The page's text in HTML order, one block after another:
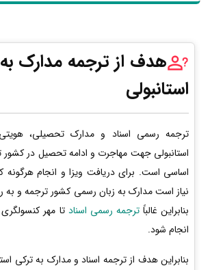
هدف از ترجمه مدارک
استانبولی
ترجمه رسمی اسناد و مدارک تحصیلی،
استانبولی جهت مهاجرت و ادامه تحصیل در کشور
اساسی است. برای دریافت ویزا و انجام هرگونه
نیاز است مدارک به زبان رسمی کشور ترجمه و
بنابراین غالباًترجمه رسمی اسناد تا مهر کنسولگری
انجام شود.
بنابراین هدف از ترجمه اسناد و مدارک به ترکی